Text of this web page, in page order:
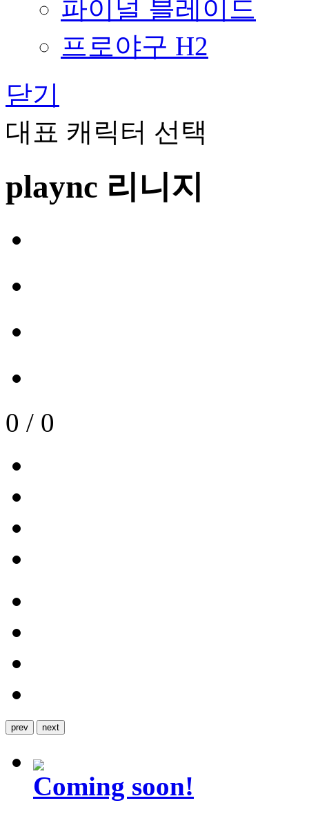
파이널 블레이드
프로야구 H2
닫기
대표 캐릭터 선택
plaync 리니지
0 / 0
prev next
Coming soon!